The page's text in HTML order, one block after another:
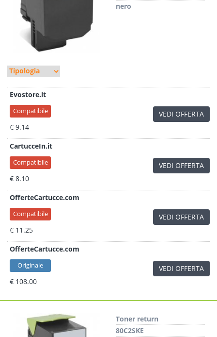
nero
Evostore.it
Compatibile
€ 9.14
VEDI OFFERTA
CartucceIn.it
Compatibile
€ 8.10
VEDI OFFERTA
OfferteCartucce.com
Compatibile
€ 11.25
VEDI OFFERTA
OfferteCartucce.com
Originale
€ 108.00
VEDI OFFERTA
Toner return
80C2SKE